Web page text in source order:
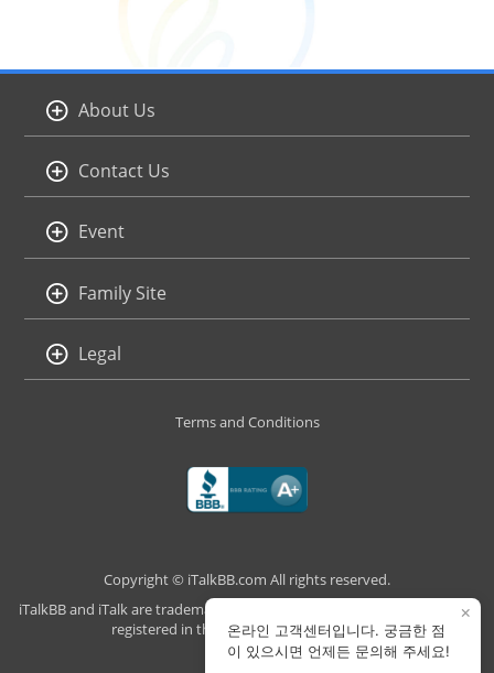
About Us
Contact Us
Event
Family Site
Legal
Terms and Conditions
Copyright © iTalkBB.com All rights reserved.
iTalkBB and iTalk are trademarks of iTalk Global Communications, Inc.,
registered in the U.S. and other countries.
온라인 고객센터입니다. 궁금한 점
이 있으시면 언제든 문의해 주세요!
×